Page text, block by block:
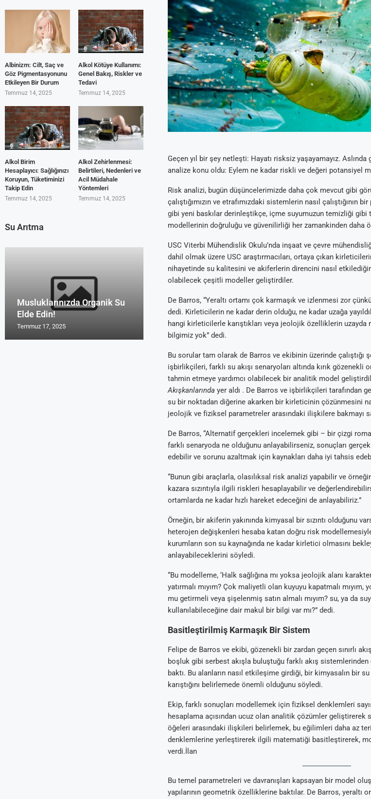
Geçen yıl bir şey netleşti: Hayatı risksiz yaşayamayız.
analize konu oldu: Eylem ne kadar riskli ve değeri potansiyel
Risk analizi, bugün düşüncelerimizde daha çok mevcut gibi
çalıştığımızın ve etrafımızdaki sistemlerin nasıl çalıştığının
gibi yeni baskılar derinleştikçe, içme suyumuzun temizliği
modellerinin doğruluğu ve güvenilirliği her zamankinden daha
USC Viterbi Mühendislik Okulu’nda inşaat ve çevre
dahil olmak üzere USC araştırmacıları, ortaya çıkan
nihayetinde su kalitesini ve akiferlerin direncini nasıl
olabilecek çeşitli modeller geliştirdiler.
De Barros, “Yeraltı ortamı çok karmaşık ve izlenmesi zor
dedi. Kirleticilerin ne kadar derin olduğu, ne kadar uzağa
hangi kirleticilerle karıştıkları veya jeolojik özelliklerin uzayda
bilgimiz yok” dedi.
Bu sorular tam olarak de Barros ve ekibinin üzerinde çalıştığı
işbirlikçileri, farklı su akışı senaryoları altında kırık gözenekli
tahmin etmeye yardımcı olabilecek bir analitik model
Akışkanlarında yer aldı . De Barros ve işbirlikçileri tarafından
su bir noktadan diğerine akarken bir kirleticinin çözünmesini
jeolojik ve fiziksel parametreler arasındaki ilişkilere bakmayı
De Barros, “Alternatif gerçekleri incelemek gibi – bir çizgi
farklı senaryoda ne olduğunu anlayabilirseniz, sonuçları
edebilir ve sorunu azaltmak için kaynakları daha iyi tahsis
“Bunun gibi araçlarla, olasılıksal risk analizi yapabilir ve
kazara sızıntıyla ilgili riskleri hesaplayabilir ve
ortamlarda ne kadar hızlı hareket edeceğini de anlayabiliriz.”
Örneğin, bir akiferin yakınında kimyasal bir sızıntı olduğunu
heterojen değişkenleri hesaba katan doğru risk
kurumların son su kaynağında ne kadar kirletici olmasını
anlayabileceklerini söyledi.
“Bu modelleme, ‘Halk sağlığına mı yoksa jeolojik alanı
yatırmalı mıyım? Çok maliyetli olan kuyuyu kapatmalı
mu getirmeli veya şişelenmiş satın almalı mıyım? su, ya da
kullanılabileceğine dair makul bir bilgi var mı?” dedi.
Basitleştirilmiş Karmaşık Bir Sistem
Felipe de Barros ve ekibi, gözenekli bir zardan geçen sınırlı
boşluk gibi serbest akışla buluştuğu farklı akış sistemlerinden
baktı. Bu alanların nasıl etkileşime girdiği, bir kimyasalın bir
karıştığını belirlemede önemli olduğunu söyledi.
Ekip, farklı sonuçları modellemek için fiziksel denklemleri
hesaplama açısından ucuz olan analitik çözümler geliştirerek
öğeleri arasındaki ilişkileri belirlemek, bu eğilimleri daha az
denklemlerine yerleştirerek ilgili matematiği basitleştirerek,
verdi.İlan
Bu temel parametreleri ve davranışları kapsayan bir model
yapılarının geometrik özelliklerine baktılar. De Barros, yeraltı
Albinizm: Cilt, Saç ve
Göz Pigmentasyonunu
Etkileyen Bir Durum
Temmuz 14, 2025
Alkol Kötüye Kullanımı:
Genel Bakış, Riskler ve
Tedavi
Temmuz 14, 2025
Alkol Birim
Hesaplayıcı: Sağlığınızı
Koruyun, Tüketiminizi
Takip Edin
Temmuz 14, 2025
Alkol Zehirlenmesi:
Belirtileri, Nedenleri ve
Acil Müdahale
Yöntemleri
Temmuz 14, 2025
Su Arıtma
Musluklarınızda Organik Su
Elde Edin!
Temmuz 17, 2025
Uzmanların Su Arıtma
Tavsiyeleri Royal
Temmuz 17, 2025
Su Arıtma Cihaz Tavsiyeleri
2016 ve 2017
Temmuz 17, 2025
Türk Malı Organik Su Arıtma
Cihazı Rosu
Temmuz 17, 2025
Su Arıtma Forum Tartışma ve
Yorum Alanları
Temmuz 17, 2025